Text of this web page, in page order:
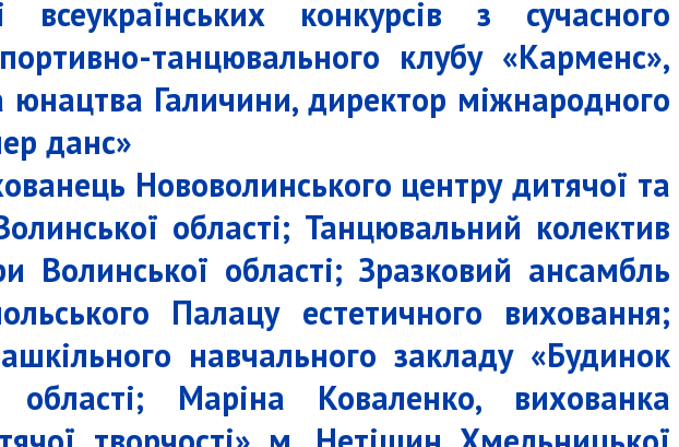
конкурсів з сучасного
танцювального клубу «Карменс»,
юнацтва Галичини, директор міжнародного
данс»
Нововолинського центру дитячої та
області; Танцювальний колектив
Волинської області; Зразковий ансамбль
Палацу естетичного виховання;
навчального закладу «Будинок
Маріна Коваленко, вихованка